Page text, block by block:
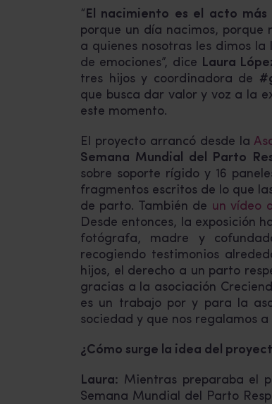
“El nacimiento es el acto
porque un día nacimos, porque
a quienes nosotras les dimos la
de emociones”, dice Laura
tres hijos y coordinadora de
que busca dar valor y voz a la
este momento.
El proyecto arrancó desde la
Semana Mundial del Parto
sobre soporte rígido y 16
fragmentos escritos de lo que
de parto. También de un vídeo
Desde entonces, la exposición
fotógrafa, madre y
recogiendo testimonios
hijos, el derecho a un parto
gracias a la asociación
es un trabajo por y para la
sociedad y que nos regalamos a
¿Cómo surge la idea del
Laura: Mientras preparaba el
Semana Mundial del Parto